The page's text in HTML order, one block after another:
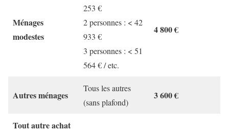
Ménages
modestes
253 €
2 personnes : < 42
933 €
3 personnes : < 51
564 € / etc.
4 800 €
Autres ménages
Tous les autres
(sans plafond)
3 600 €
Tout autre achat